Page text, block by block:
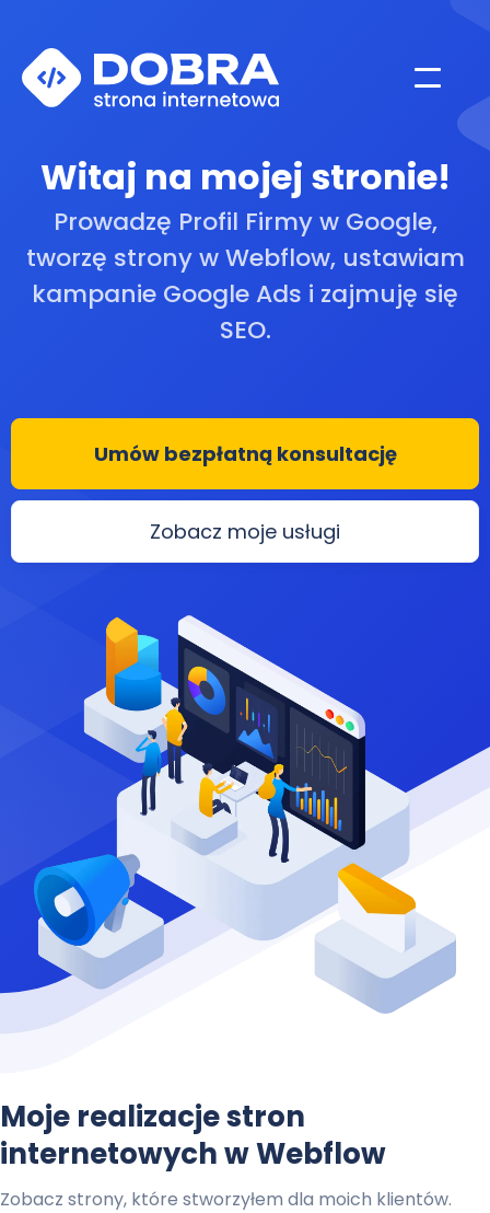
Witaj na mojej stronie!
Prowadzę Profil Firmy w Google,
tworzę strony w Webflow, ustawiam
kampanie Google Ads i zajmuję się
SEO.
Umów bezpłatną konsultację
Zobacz moje usługi
Moje realizacje stron
internetowych w Webflow
Zobacz strony, które stworzyłem dla moich klientów.